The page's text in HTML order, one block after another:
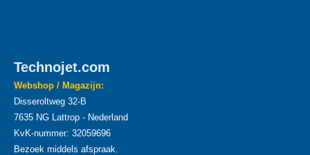
Technojet.com
Webshop / Magazijn:
Disseroltweg 32-B
7635 NG Lattrop - Nederland
KvK-nummer: 32059696
Bezoek middels afspraak.